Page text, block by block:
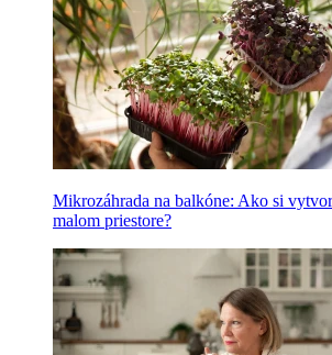
Mikrozáhrada na balkóne: Ako si
malom priestore?